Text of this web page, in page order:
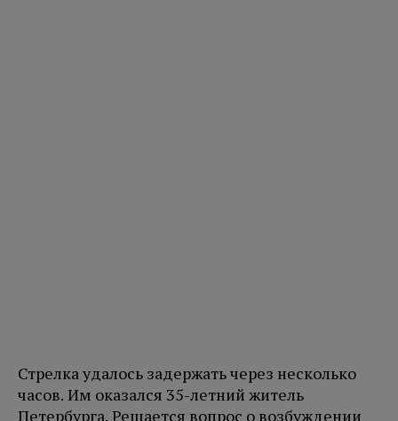
Стрелка удалось задержать через несколько
часов. Им оказался 35-летний житель
Петербурга. Решается вопрос о возбуждении